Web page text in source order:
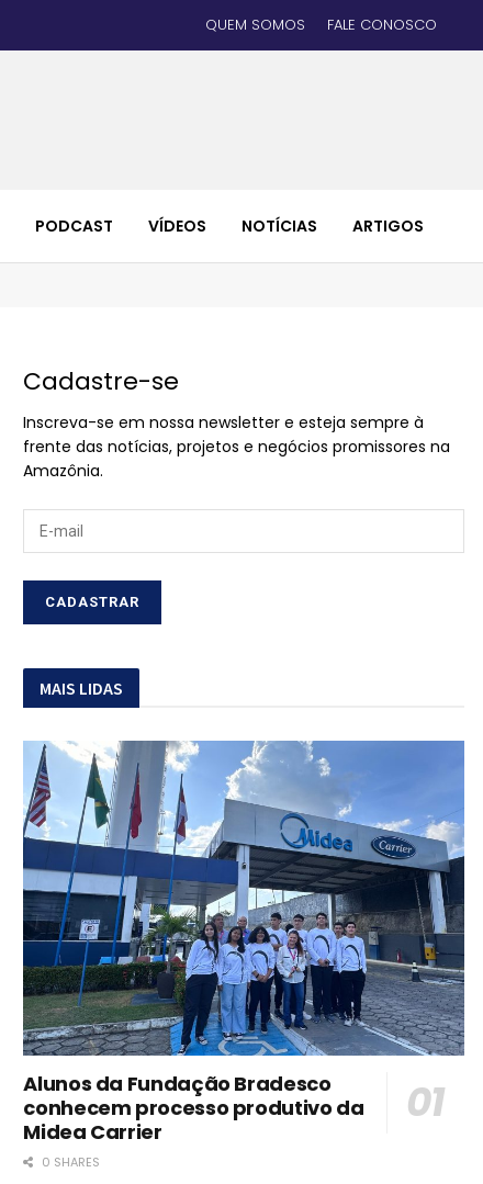
QUEM SOMOS FALE CONOSCO
PODCAST VÍDEOS NOTÍCIAS ARTIGOS
Cadastre-se
Inscreva-se em nossa newsletter e esteja sempre à
frente das notícias, projetos e negócios promissores na
Amazônia.
MAIS LIDAS
Alunos da Fundação Bradesco
conhecem processo produtivo da
Midea Carrier
0 SHARES